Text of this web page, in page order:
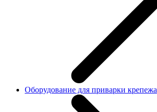
Оборудование для приварки крепежа